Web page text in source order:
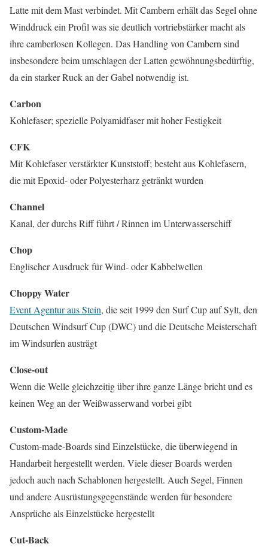
Latte mit dem Mast verbindet. Mit Cambern erhält das Segel ohne
Winddruck ein Profil was sie deutlich vortriebstärker macht als
ihre camberlosen Kollegen. Das Handling von Cambern sind
insbesondere beim umschlagen der Latten gewöhnungsbedürftig,
da ein starker Ruck an der Gabel notwendig ist.
Carbon
Kohlefaser; spezielle Polyamidfaser mit hoher Festigkeit
CFK
Mit Kohlefaser verstärkter Kunststoff; besteht aus Kohlefasern,
die mit Epoxid- oder Polyesterharz getränkt wurden
Channel
Kanal, der durchs Riff führt / Rinnen im Unterwasserschiff
Chop
Englischer Ausdruck für Wind- oder Kabbelwellen
Choppy Water
Event Agentur aus Stein, die seit 1999 den Surf Cup auf Sylt, den
Deutschen Windsurf Cup (DWC) und die Deutsche Meisterschaft
im Windsurfen austrägt
Close-out
Wenn die Welle gleichzeitig über ihre ganze Länge bricht und es
keinen Weg an der Weißwasserwand vorbei gibt
Custom-Made
Custom-made-Boards sind Einzelstücke, die überwiegend in
Handarbeit hergestellt werden. Viele dieser Boards werden
jedoch auch nach Schablonen hergestellt. Auch Segel, Finnen
und andere Ausrüstungsgegenstände werden für besondere
Ansprüche als Einzelstücke hergestellt
Cut-Back